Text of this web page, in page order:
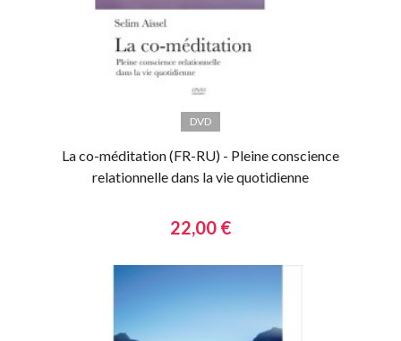
DVD
La co-méditation (FR-RU) - Pleine conscience
relationnelle dans la vie quotidienne
22,00 €